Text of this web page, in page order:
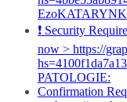
❗ Security
now > https://
PATOLOGIE:
Confirmation